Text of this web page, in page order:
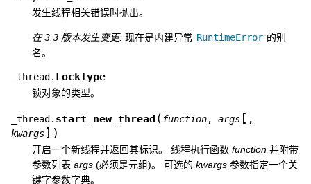
发生线程相关错误时抛出。
在 3.3 版本发生变更: 现在是内建异常 RuntimeError 的别
名。
_thread. LockType
锁对象的类型。
_thread. start_new_thread ( function, args [ ,
kwargs] )
开启一个新线程并返回其标识。 线程执行函数 function 并附带
参数列表 args (必须是元组)。 可选的 kwargs 参数指定一个关
键字参数字典。